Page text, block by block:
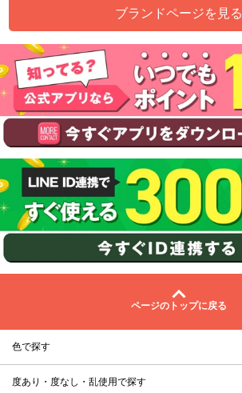
ブランドページを見る
ページのトップに戻る
色で探す
度あり・度なし・乱使用で探す